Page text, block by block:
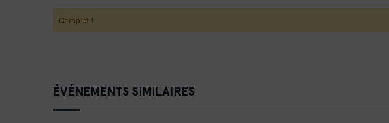
Complet !
ÉVÉNEMENTS SIMILAIRES